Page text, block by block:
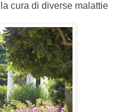
cura di diverse malattie